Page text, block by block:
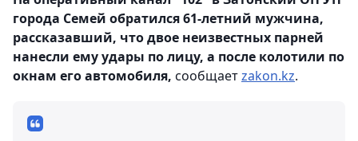
города Семей обратился 61-летний мужчина,
рассказавший, что двое неизвестных парней
нанесли ему удары по лицу, а после колотили по
окнам его автомобиля, сообщаетzakon.kz.